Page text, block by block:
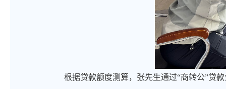
根据贷款额度测算，张先生通过“商转公”贷